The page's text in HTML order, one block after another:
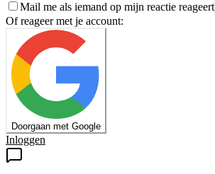
Mail me als iemand op mijn reactie reageert
Of reageer met je account:
Doorgaan met Google
Inloggen